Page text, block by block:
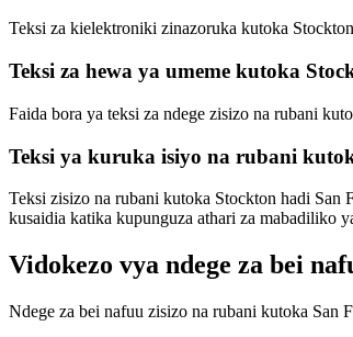
Teksi za kielektroniki zinazoruka kutoka
Teksi za hewa ya umeme kutoka
Faida bora ya teksi za ndege zisizo na rubani
Teksi ya kuruka isiyo na rubani
Teksi zisizo na rubani kutoka Stockton hadi San
kusaidia katika kupunguza athari za mabadiliko
Vidokezo vya ndege za bei
Ndege za bei nafuu zisizo na rubani kutoka San